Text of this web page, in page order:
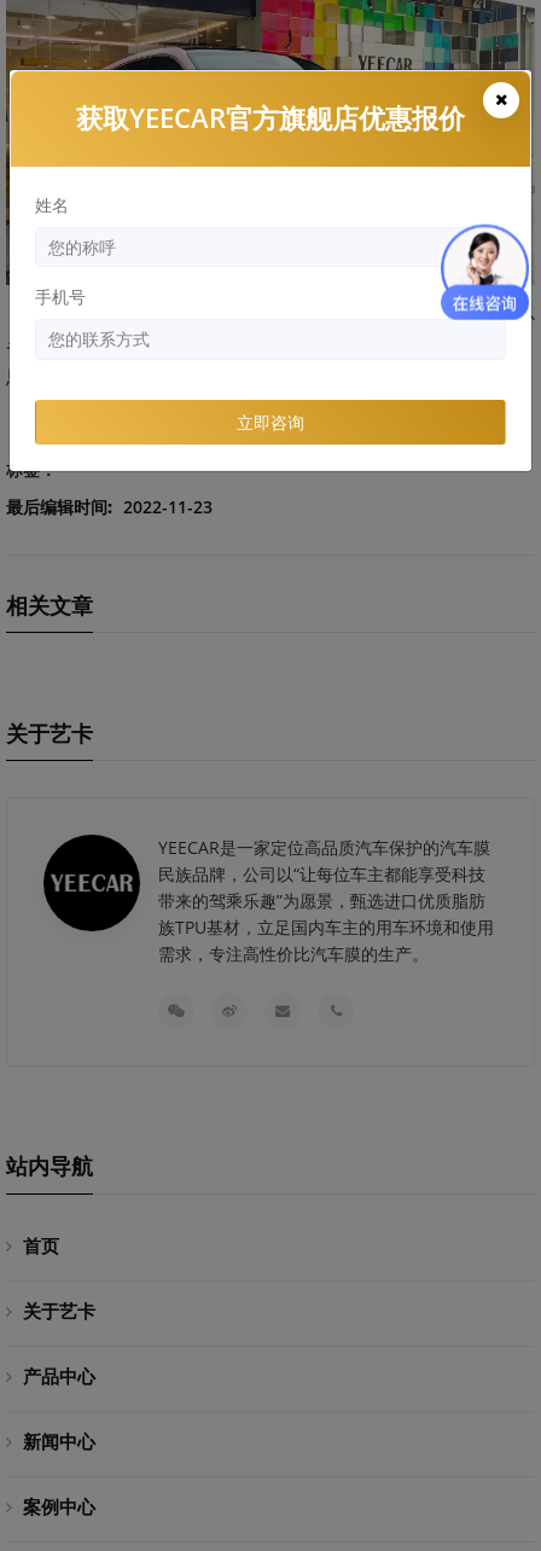
“所以说啊，还不如我花钱找个专业的贴膜店呢，这样省心
省力，有啥问题我就直接来找你们了，还不会觉得有啥不好意
思的。”最后王先生这样跟我们说。
标签：
最后编辑时间: 2022-11-23
相关文章
关于艺卡
YEECAR是一家定位高品质汽车保护的汽车膜
民族品牌，公司以“让每位车主都能享受科技
带来的驾乘乐趣”为愿景，甄选进口优质脂肪
族TPU基材，立足国内车主的用车环境和使用
需求，专注高性价比汽车膜的生产。
站内导航
首页
关于艺卡
产品中心
新闻中心
案例中心
获取YEECAR官方旗舰店优惠报价
姓名
手机号
立即咨询